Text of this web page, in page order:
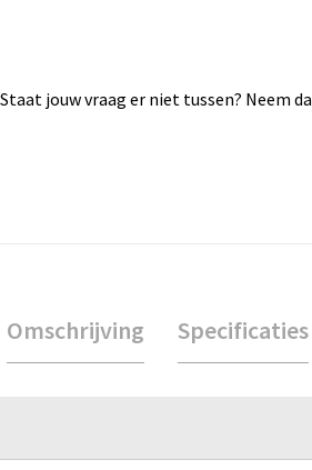
jouw vraag er niet tussen? Neem
Omschrijving Specificaties